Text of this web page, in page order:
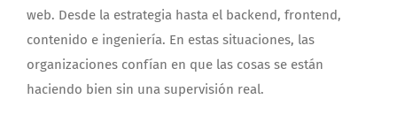
web. Desde la estrategia hasta el backend, frontend,
contenido e ingeniería. En estas situaciones, las
organizaciones confían en que las cosas se están
haciendo bien sin una supervisión real.